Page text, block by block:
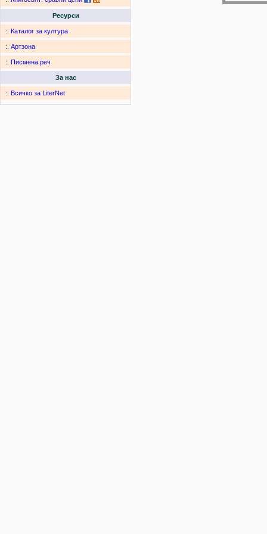
Ресурси
:. Каталог за култура
:. Артзона
:. Писмена реч
За нас
:. Всичко за LiterNet